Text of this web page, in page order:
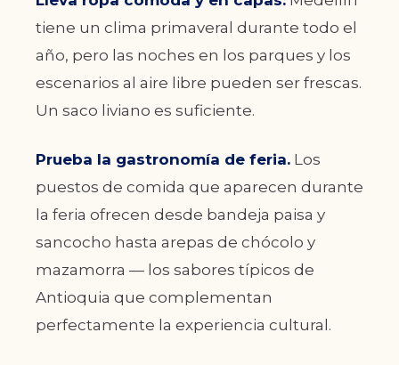
tiene un clima primaveral durante todo el
año, pero las noches en los parques y los
escenarios al aire libre pueden ser frescas.
Un saco liviano es suficiente.
Prueba la gastronomía de feria. Los
puestos de comida que aparecen durante
la feria ofrecen desde bandeja paisa y
sancocho hasta arepas de chócolo y
mazamorra — los sabores típicos de
Antioquia que complementan
perfectamente la experiencia cultural.